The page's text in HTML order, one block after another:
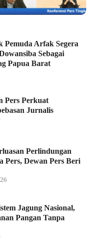
Pemuda Arfak Segera
Sebagai
Papua Barat
Pers Perkuat
Jurnalis
Perlindungan
Pers, Dewan Pers Beri
Jagung Nasional,
Pangan Tanpa